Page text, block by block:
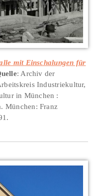
mit Einschalungen für
: Archiv der
Industriekultur,
in München :
München: Franz